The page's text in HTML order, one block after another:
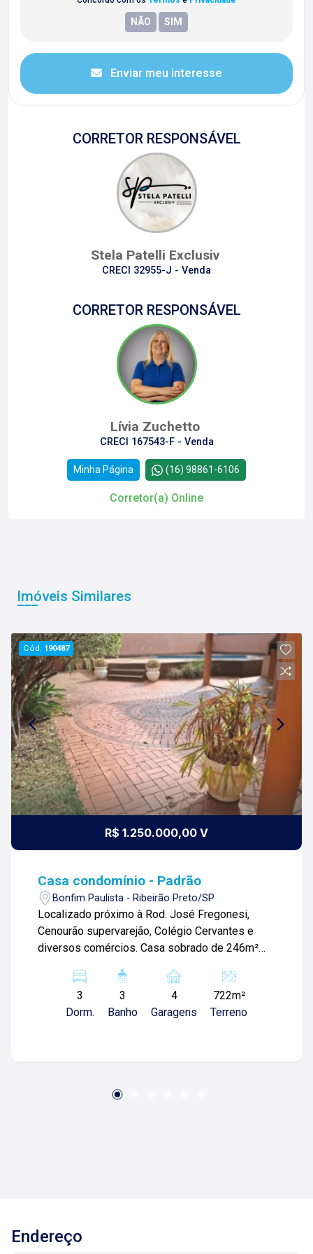
Enviar meu interesse
CORRETOR RESPONSÁVEL
Stela Patelli Exclusiv
CRECI 32955-J - Venda
CORRETOR RESPONSÁVEL
Lívia Zuchetto
CRECI 167543-F - Venda
Minha Página (16) 98861-6106
Corretor(a) Online
Imóveis Similares
Cód. 190487
R$ 1.250.000,00 V
Casa condomínio - Padrão
Bonfim Paulista - Ribeirão Preto/SP
Localizado próximo à Rod. José Fregonesi,
Cenourão supervarejão, Colégio Cervantes e
diversos comércios. Casa sobrado de 246m²
-01 banheiro social; -Sala ampla; -Sala de
visitas; -Jardim; -01 quarto de serviços; -Piscina
com deck; -Varanda gourmet; -04 vagas de
os dias construímos laços fortes e indeléveis
realizamos mais de 3.000 vendas de imóveis.
Temos o maior inventário de cadastros de
3
Dorm.
3
Banho
4
Garagens
722m²
Terreno
Endereço